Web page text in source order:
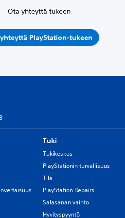
Ota yhteyttä tukeen
PlayStation-tukeen
Tuki
Tukikeskus
PlayStationin turvallisuus
Tila
PlayStation Repairs
Salasanan vaihto
Hyvityspyyntö